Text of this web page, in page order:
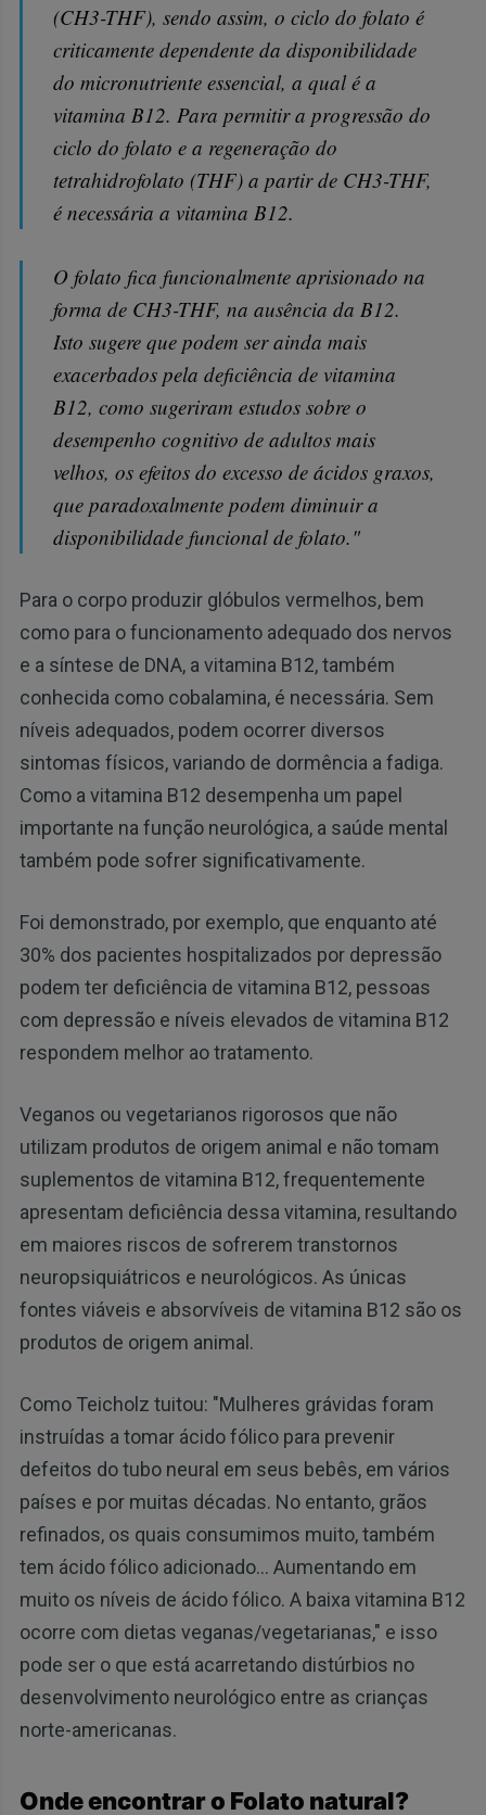
(CH3-THF), sendo assim, o ciclo do folato é
criticamente dependente da disponibilidade
do micronutriente essencial, a qual é a
vitamina B12. Para permitir a progressão do
ciclo do folato e a regeneração do
tetrahidrofolato (THF) a partir de CH3-THF,
é necessária a vitamina B12.
O folato fica funcionalmente aprisionado na
forma de CH3-THF, na ausência da B12.
Isto sugere que podem ser ainda mais
exacerbados pela deficiência de vitamina
B12, como sugeriram estudos sobre o
desempenho cognitivo de adultos mais
velhos, os efeitos do excesso de ácidos graxos,
que paradoxalmente podem diminuir a
disponibilidade funcional de folato."
Para o corpo produzir glóbulos vermelhos, bem
como para o funcionamento adequado dos nervos
e a síntese de DNA, a vitamina B12, também
conhecida como cobalamina, é necessária. Sem
níveis adequados, podem ocorrer diversos
sintomas físicos, variando de dormência a fadiga.
Como a vitamina B12 desempenha um papel
importante na função neurológica, a saúde mental
também pode sofrer significativamente.
Foi demonstrado, por exemplo, que enquanto até
30% dos pacientes hospitalizados por depressão
podem ter deficiência de vitamina B12, pessoas
com depressão e níveis elevados de vitamina B12
respondem melhor ao tratamento.
Veganos ou vegetarianos rigorosos que não
utilizam produtos de origem animal e não tomam
suplementos de vitamina B12, frequentemente
apresentam deficiência dessa vitamina, resultando
em maiores riscos de sofrerem transtornos
neuropsiquiátricos e neurológicos. As únicas
fontes viáveis e absorvíveis de vitamina B12 são os
produtos de origem animal.
Como Teicholz tuitou: "Mulheres grávidas foram
instruídas a tomar ácido fólico para prevenir
defeitos do tubo neural em seus bebês, em vários
países e por muitas décadas. No entanto, grãos
refinados, os quais consumimos muito, também
tem ácido fólico adicionado... Aumentando em
muito os níveis de ácido fólico. A baixa vitamina B12
ocorre com dietas veganas/vegetarianas," e isso
pode ser o que está acarretando distúrbios no
desenvolvimento neurológico entre as crianças
norte-americanas.
Onde encontrar o Folato natural?